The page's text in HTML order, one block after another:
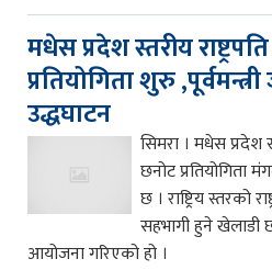
मधेस प्रदेश स्तरीय
प्रतियोगिता शुरु
उद्धघाटन
सिमरा । मधेस प्रदेश
छनोट प्रतियोगिता
छ । राष्ट्रिय स्तरको
सहभागी हुने खेलाडी
आयोजना गरिएको हो ।